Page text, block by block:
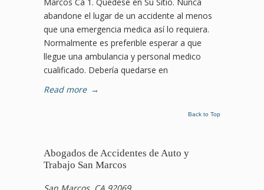
abandone el lugar de un accidente al menos
que una emergencia medica así lo requiera.
Normalmente es preferible esperar a que
llegue una ambulancia y personal medico
cualificado. Debería quedarse en
Read more →
Back to Top
Abogados de Accidentes de Auto y
Trabajo San Marcos